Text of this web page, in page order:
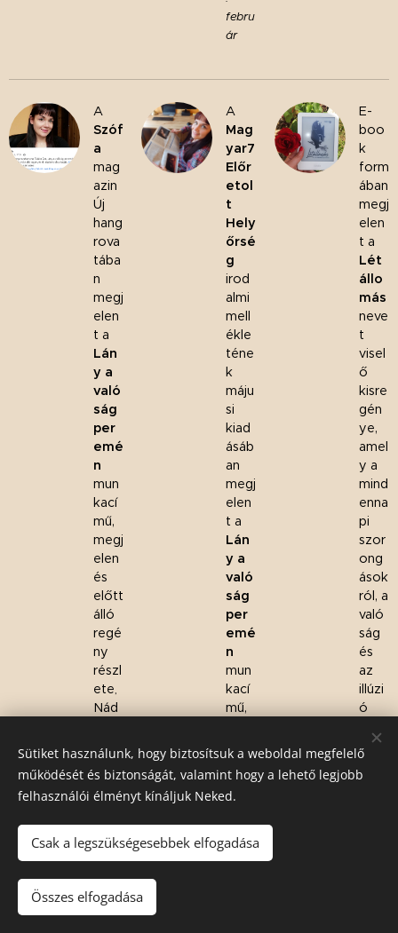
febru
ár
A
Szóf
a
mag
azin
Új
hang
rova
tába
n
megj
elen
t a
Lán
y a
való
ság
per
emé
n
mun
kací
mű,
megj
elen
és
előtt
ál ló
regé
ny
részl
ete,
Nád
Krisz
ásáv
al.
elent:
máju
A
Mag
yar7
Előr
etol
t
Hely
őrsé
g
irod
almi
mell
ékle
téne
k
máju
si
kiad
ásáb
an
megj
elen
t a
Lán
y a
való
ság
per
emé
n
mun
kací
mű,
elen
előtt
álló
ny
E-
boo
k
form
ában
megj
elen
t a
Lét
állo
más
neve
t
visel
ő
kisre
gén
ye,
amel
y a
mind
enna
pi
szor
ong
ások
ról, a
való
ság
és
az
illúzi
ó
solat
szól.
Sütiket használunk, hogy biztosítsuk a weboldal megfelelő
működését és biztonságát, valamint hogy a lehető legjobb
felhasználói élményt kínáljuk Neked.
Csak a legszükségesebbek elfogadása
Összes elfogadása